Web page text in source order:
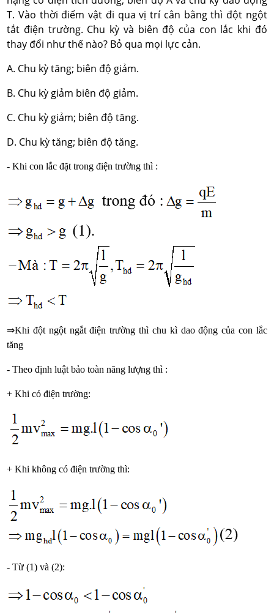
T. Vào thời điểm vật đi qua vị trí cân bằng thì đột ngột
tắt điện trường. Chu kỳ và biên độ của con lắc khi đó
thay đổi như thế nào? Bỏ qua mọi lực cản.
A. Chu kỳ tăng; biên độ giảm.
B. Chu kỳ giảm biên độ giảm.
C. Chu kỳ giảm; biên độ tăng.
D. Chu kỳ tăng; biên độ tăng.
- Khi con lắc đặt trong điện trường thì :
⇒Khi đột ngột ngắt điện trường thì chu kì dao động của con lắc
tăng
- Theo định luật bảo toàn năng lượng thì :
+ Khi có điện trường:
+ Khi không có điện trường thì:
- Từ (1) và (2):